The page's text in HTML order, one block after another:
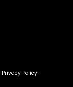
Privacy Policy